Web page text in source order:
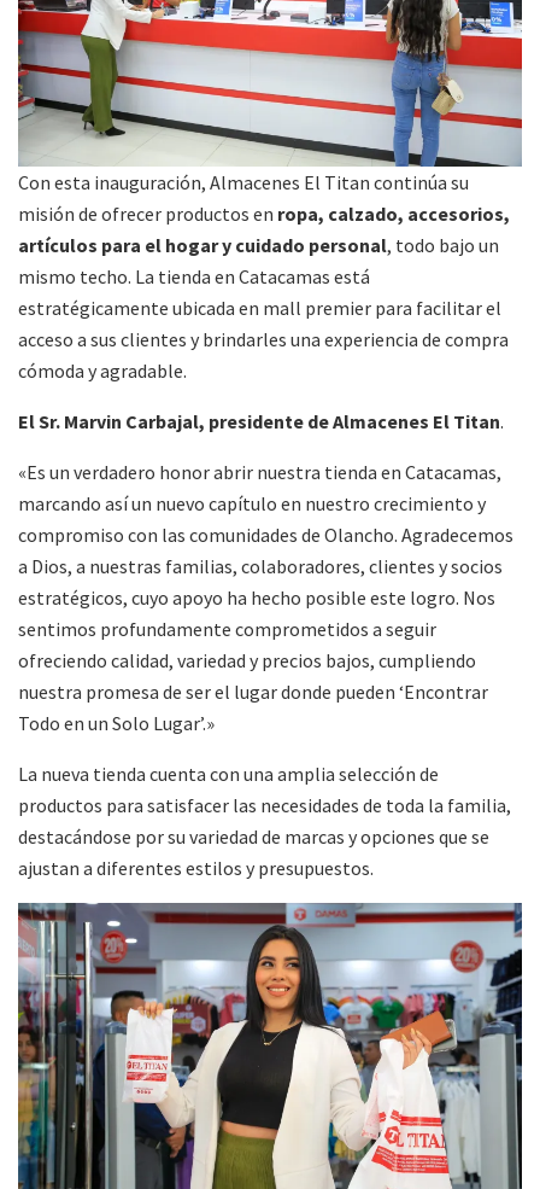
Con esta inauguración, Almacenes El Titan continúa su
misión de ofrecer productos en ropa, calzado, accesorios,
artículos para el hogar y cuidado personal, todo bajo un
mismo techo. La tienda en Catacamas está
estratégicamente ubicada en mall premier para facilitar el
acceso a sus clientes y brindarles una experiencia de compra
cómoda y agradable.
El Sr. Marvin Carbajal, presidente de Almacenes El Titan.
«Es un verdadero honor abrir nuestra tienda en Catacamas,
marcando así un nuevo capítulo en nuestro crecimiento y
compromiso con las comunidades de Olancho. Agradecemos
a Dios, a nuestras familias, colaboradores, clientes y socios
estratégicos, cuyo apoyo ha hecho posible este logro. Nos
sentimos profundamente comprometidos a seguir
ofreciendo calidad, variedad y precios bajos, cumpliendo
nuestra promesa de ser el lugar donde pueden ‘Encontrar
Todo en un Solo Lugar’.»
La nueva tienda cuenta con una amplia selección de
productos para satisfacer las necesidades de toda la familia,
destacándose por su variedad de marcas y opciones que se
ajustan a diferentes estilos y presupuestos.